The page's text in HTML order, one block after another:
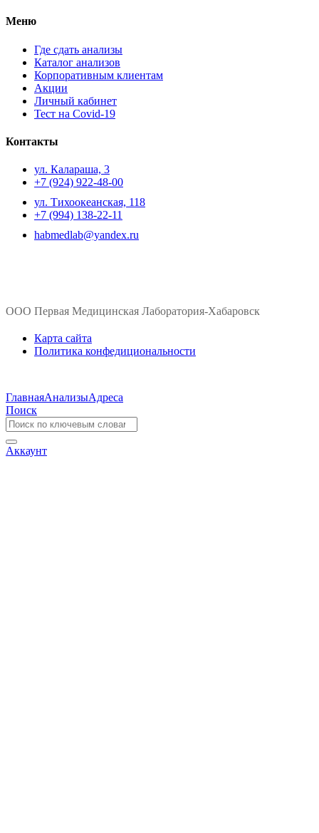
Меню
Где сдать анализы
Каталог анализов
Корпоративным клиентам
Акции
Личный кабинет
Тест на Covid-19
Контакты
ул. ​Калараша, 3
+7 (924) 922-48-00
ул. ​Тихоокеанская, 118
+7 (994) 138-22-11
habmedlab@yandex.ru
ООО Первая Медицинская Лаборатория-Хабаровск
Карта сайта
Политика конфедициональности
ГлавнаяАнализыАдреса
Поиск
Аккаунт